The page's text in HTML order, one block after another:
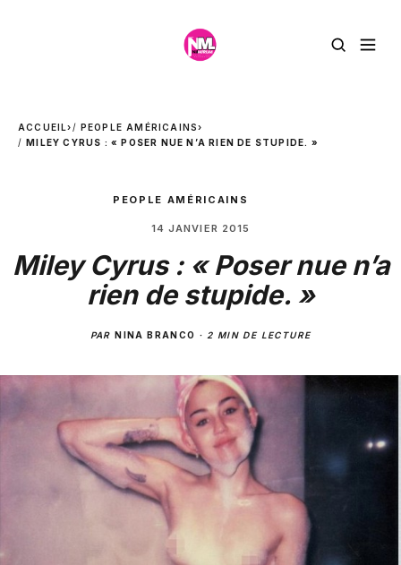
ACCUEIL› PEOPLE AMÉRICAINS›
MILEY CYRUS : « POSER NUE N’A RIEN DE STUPIDE. »
PEOPLE AMÉRICAINS
14 JANVIER 2015
Miley Cyrus : « Poser nue n’a
rien de stupide. »
PARNINA BRANCO · 2 MIN DE LECTURE